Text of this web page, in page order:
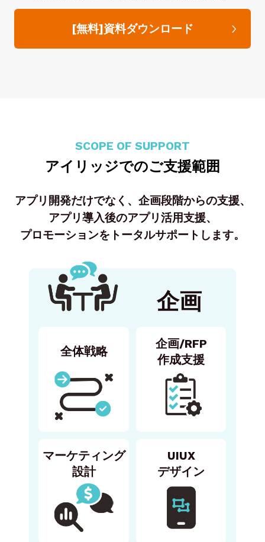
[無料]資料ダウンロード
SCOPE OF SUPPORT
アイリッジでのご支援範囲
アプリ開発だけでなく、企画段階からの支援、
アプリ導入後のアプリ活用支援、
プロモーションをトータルサポートします。
企画
全体戦略
企画/RFP
作成支援
マーケティング
設計
UIUX
デザイン